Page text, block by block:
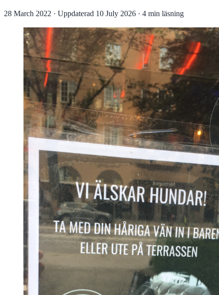
28 March 2022 · Uppdaterad 10 July 2026 · 4 min läsning